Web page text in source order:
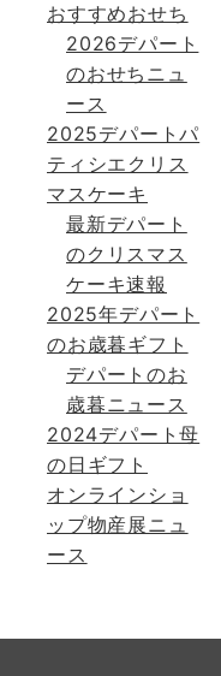
おすすめおせち
2026デパート
のおせちニュ
ース
2025デパートパ
ティシエクリス
マスケーキ
最新デパート
のクリスマス
ケーキ速報
2025年デパート
のお歳暮ギフト
デパートのお
歳暮ニュース
2024デパート母
の日ギフト
オンラインショ
ップ物産展ニュ
ース